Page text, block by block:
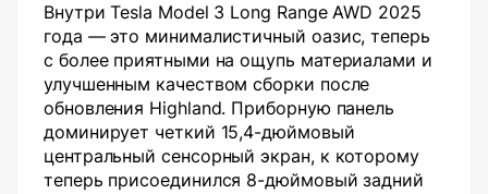
Внутри Tesla Model 3 Long Range AWD 2025
года — это минималистичный оазис, теперь
с более приятными на ощупь материалами и
улучшенным качеством сборки после
обновления Highland. Приборную панель
доминирует четкий 15,4-дюймовый
центральный сенсорный экран, к которому
теперь присоединился 8-дюймовый задний